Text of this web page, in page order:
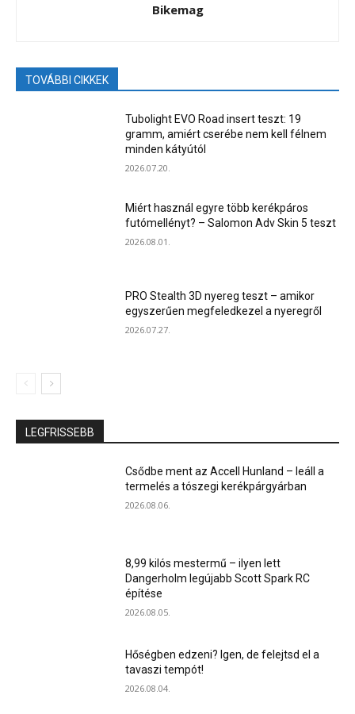
Bikemag
TOVÁBBI CIKKEK
Tubolight EVO Road insert teszt: 19
gramm, amiért cserébe nem kell félnem
minden kátyútól
2026.07.20.
Miért használ egyre több kerékpáros
futómellényt? – Salomon Adv Skin 5 teszt
2026.08.01.
PRO Stealth 3D nyereg teszt – amikor
egyszerűen megfeledkezel a nyeregről
2026.07.27.
LEGFRISSEBB
Csődbe ment az Accell Hunland – leáll a
termelés a tószegi kerékpárgyárban
2026.08.06.
8,99 kilós mestermű – ilyen lett
Dangerholm legújabb Scott Spark RC
építése
2026.08.05.
Hőségben edzeni? Igen, de felejtsd el a
tavaszi tempót!
2026.08.04.